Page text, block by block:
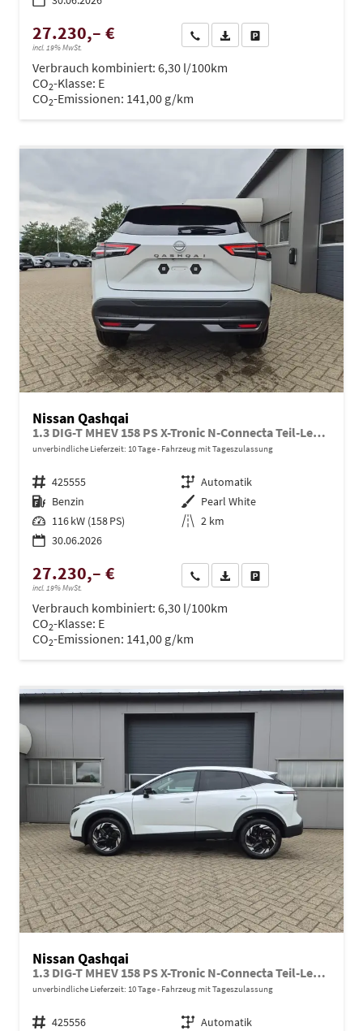
27.230,– €
incl. 19% MwSt.
Wir rufen Sie anPDF-Datei, Fahrzeugexposé
Verbrauch kombiniert: 6,30 l/100km
CO2-Klasse: E
CO2-Emissionen: 141,00 g/km
Nissan Qashqai
1.3 DIG-T MHEV 158 PS X-Tronic N-Connecta Teil-Leder PanoGlasdach Klimaautomatik Sitzheizung Lenkradheizung Navi ACC PDC v+h 360°Kamera DAB Bluetooth Touchscreen Apple CarPlay Android Auto 18"LM
unverbindliche Lieferzeit: 10 Tage Fahrzeug mit Tageszulassung
Fahrzeugnr. 425555 Getriebe Automatik
Kraftstoff Benzin Außenfarbe Pearl White
Leistung 116 kW (158 PS) Kilometerstand 2 km
30.06.2026
27.230,– €
incl. 19% MwSt.
Wir rufen Sie anPDF-Datei, Fahrzeugexposé
Verbrauch kombiniert: 6,30 l/100km
CO2-Klasse: E
CO2-Emissionen: 141,00 g/km
Nissan Qashqai
1.3 DIG-T MHEV 158 PS X-Tronic N-Connecta Teil-Leder PanoGlasdach Klimaautomatik Sitzheizung Lenkradheizung Navi ACC PDC v+h 360°Kamera DAB Bluetooth Touchscreen Apple CarPlay Android Auto 18"LM
unverbindliche Lieferzeit: 10 Tage Fahrzeug mit Tageszulassung
Fahrzeugnr. 425556 Getriebe Automatik